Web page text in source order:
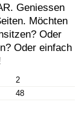
Geniessen
Möchten
Oder
Oder einfach
2
48